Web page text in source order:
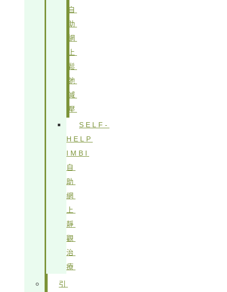
自
助
網
上
鬆
弛
減
壓
SELF-
HELP
IMBI
自
助
網
上
靜
觀
治
療
引